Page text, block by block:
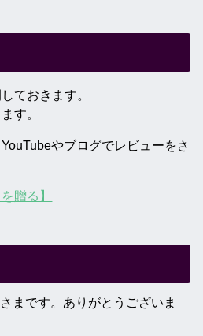
ておきます。
す。
やブログでレビューをさ
贈る】
まです。ありがとうございま